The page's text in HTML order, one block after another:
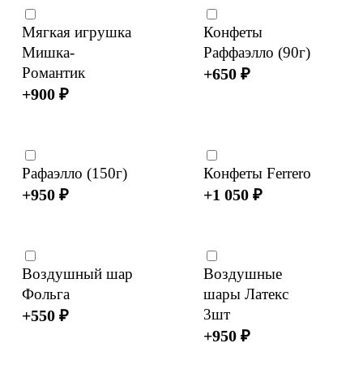
Мягкая игрушка
Мишка-
Романтик
+900₽
Конфеты
Раффаэлло (90г)
+650₽
Рафаэлло (150г)
+950₽
Конфеты Ferrero
+1 050₽
Воздушный шар
Фольга
+550₽
Воздушные
шары Латекс
3шт
+950₽